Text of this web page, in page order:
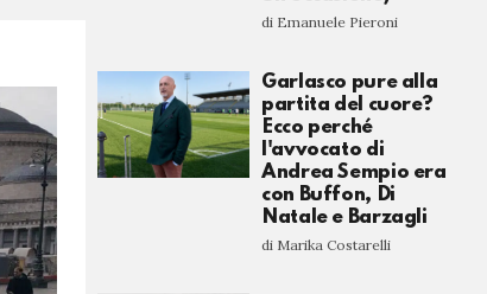
di Emanuele Pieroni
Garlasco pure alla
partita del cuore?
Ecco perché
l'avvocato di
Andrea Sempio era
con Buffon, Di
Natale e Barzagli
di Marika Costarelli